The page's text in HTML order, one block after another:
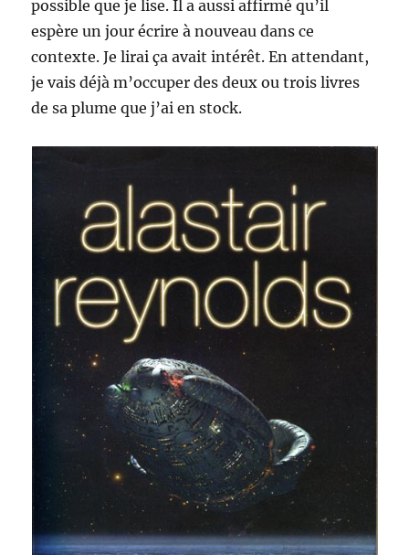
possible que je lise. Il a aussi affirmé qu’il
espère un jour écrire à nouveau dans ce
contexte. Je lirai ça avait intérêt. En attendant,
je vais déjà m’occuper des deux ou trois livres
de sa plume que j’ai en stock.